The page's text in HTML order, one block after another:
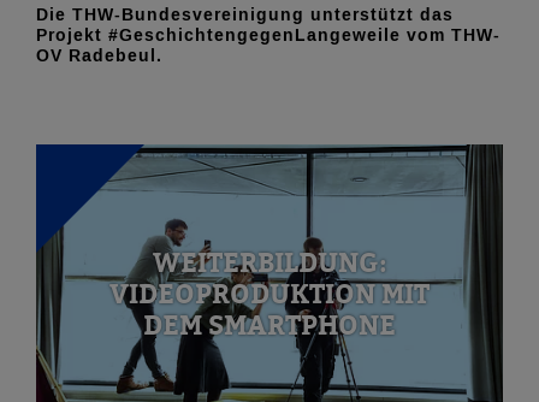
Die THW-Bundesvereinigung unterstützt das
Projekt #GeschichtengegenLangeweile vom THW-
OV Radebeul.
WEITERBILDUNG:
VIDEOPRODUKTION MIT
DEM SMARTPHONE